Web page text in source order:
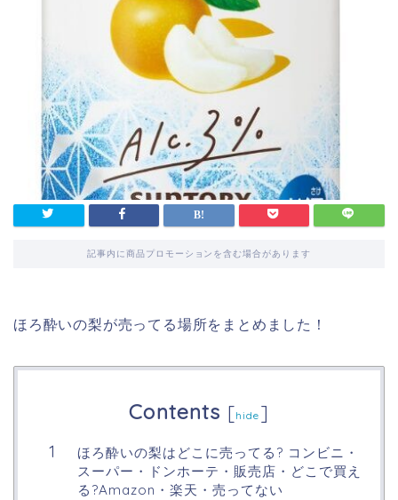
記事内に商品プロモーションを含む場合があります
ほろ酔いの梨が売ってる場所をまとめました！
Contents [hide ]
ほろ酔いの梨はどこに売ってる? コンビニ・
スーパー・ドンホーテ・販売店・どこで買え
る?Amazon・楽天・売ってない